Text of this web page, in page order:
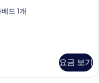
드 1개
요금 보기